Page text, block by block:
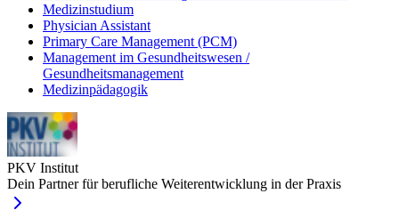
Medizinstudium
Physician Assistant
Primary Care Management (PCM)
Management im Gesundheitswesen /
Gesundheitsmanagement
Medizinpädagogik
PKV Institut
Dein Partner für berufliche Weiterentwicklung in der Praxis